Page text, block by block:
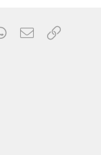
WhatsApp
Email